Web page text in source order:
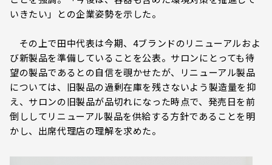
いきたい」との企業姿勢を示した。
その上で田中代表は今期、4ブランドのリニューアルおよ
び新製品を準備していることを公表。サロンにとっても待
望の製品であるとの自信を覗かせたが、リニューアル製品
については、旧製品の過剰在庫を残さないよう製造量を抑
え、サロンの旧製品が品切れになった時点で、発売日を前
倒ししてリニューアル製品を供給する方針であることを明
かし、出席代理店の理解を求めた。